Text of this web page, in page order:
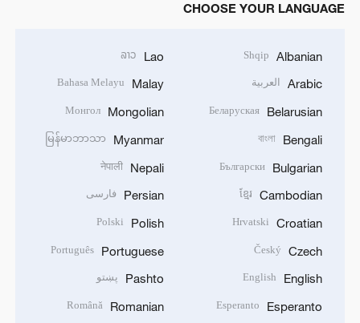
CHOOSE YOUR LANGUAGE
Albanian
Shqip
Arabic العربية
Belarusian
Беларуская
Bengali
বাংলা
Bulgarian
Български
Cambodian
ខ្មែរ
Croatian
Hrvatski
Czech
Český
English
English
Esperanto
Esperanto
Lao
ລາວ
Malay
Bahasa Melayu
Mongolian
Монгол
Myanmar
မြန်မာဘာသာ
Nepali
नेपाली
Persian فارسی
Polish
Polski
Portuguese
Português
Pashto پښتو
Romanian
Română